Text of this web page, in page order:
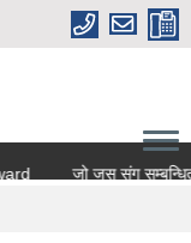
जो जस संग सम्बन्धित छ